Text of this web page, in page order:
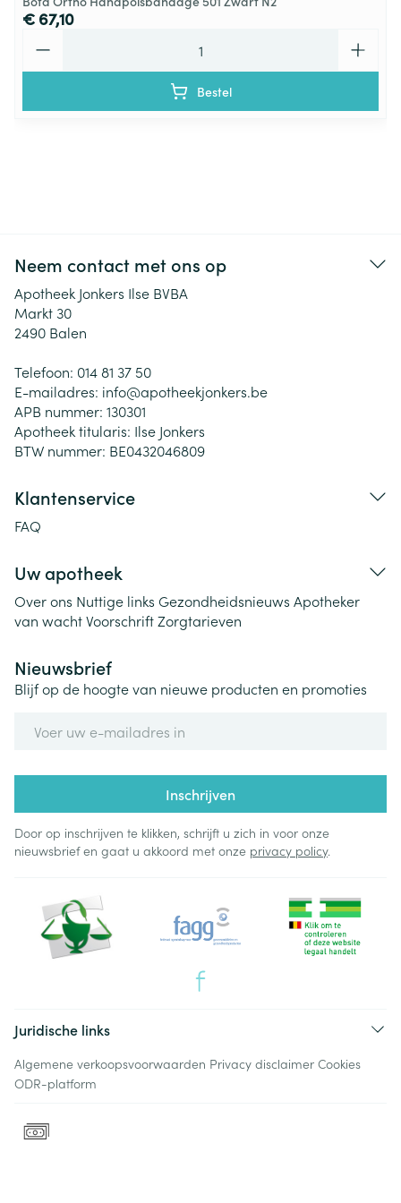
€ 67,10
Bestel
Neem contact met ons op
Apotheek Jonkers Ilse BVBA
Markt 30
2490 Balen
Telefoon: 014 81 37 50
E-mailadres: info@apotheekjonkers.be
APB nummer: 130301
Apotheek titularis: Ilse Jonkers
BTW nummer: BE0432046809
Klantenservice
FAQ
Uw apotheek
Over ons Nuttige links Gezondheidsnieuws Apotheker
van wachtVoorschriftZorgtarieven
Nieuwsbrief
Blijf op de hoogte van nieuwe producten en promoties
Inschrijven
Door op inschrijven te klikken, schrijft u zich in voor onze
nieuwsbrief en gaat u akkoord met onze privacy policy.
Juridische links
Algemene verkoopsvoorwaarden Privacy disclaimer Cookies
ODR-platform